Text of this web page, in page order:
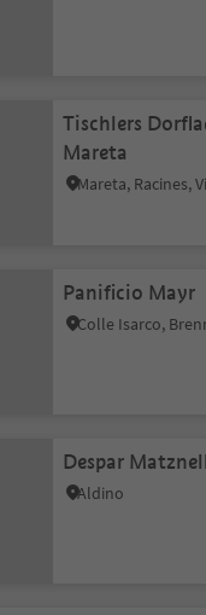
Tischlers
Mareta
Mareta, Racines,
Panificio Mayr
Despar
Aldino